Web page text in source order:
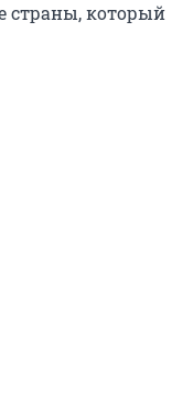
страны, который